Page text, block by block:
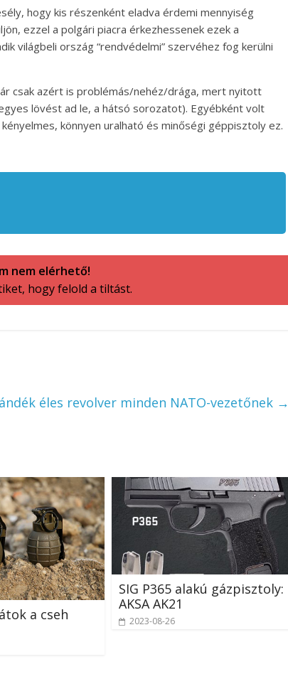
hogy kis részenként eladva érdemi mennyiség
ezzel a polgári piacra érkezhessenek ezek a
világbeli ország “rendvédelmi” szervéhez fog kerülni
csak azért is problémás/nehéz/drága, mert nyitott
lövést ad le, a hátsó sorozatot). Egyébként volt
könnyen uralható és minőségi géppisztoly ez.
nem elérhető!
hogy felold a tiltást.
éles revolver minden NATO-vezetőnek →
a cseh
SIG P365 alakú gázpisztoly:
AKSA AK21
2023-08-26